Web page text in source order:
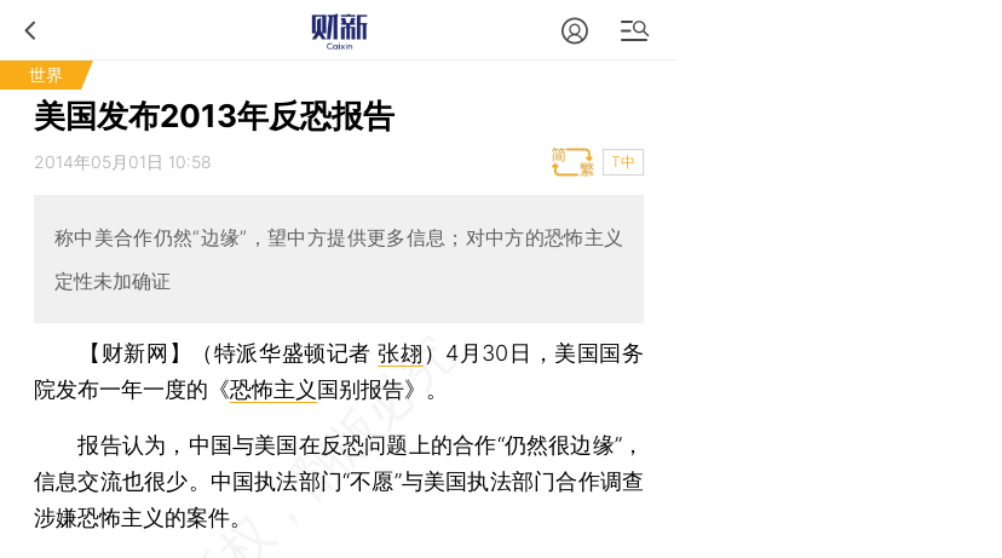
世界
美国发布2013年反恐报告
2014年05月01日 10:58 T中
称中美合作仍然“边缘”，望中方提供更多信息；对中方的恐怖主义
定性未加确证
【财新网】（特派华盛顿记者张翃 ） 4月30日，美国国务
院发布一年一度的《恐怖主义国别报告》。
报告认为，中国与美国在反恐问题上的合作“仍然很边缘”，
信息交流也很少。中国执法部门“不愿”与美国执法部门合作调查
涉嫌恐怖主义的案件。